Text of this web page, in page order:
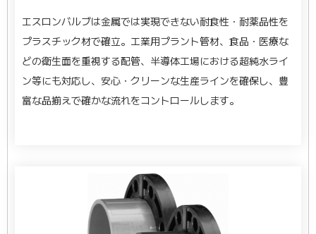
エスロンバルブは金属では実現できない耐食性・耐薬品性を
プラスチック材で確立。工業用プラント管材、食品・医療な
どの衛生面を重視する配管、半導体工場における超純水ライ
ン等にも対応し、安心・クリーンな生産ラインを確保し、豊
富な品揃えで確かな流れをコントロールします。